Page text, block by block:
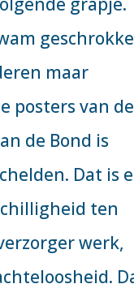
maar
posters van de
de Bond is
Dat is
ten
werk,